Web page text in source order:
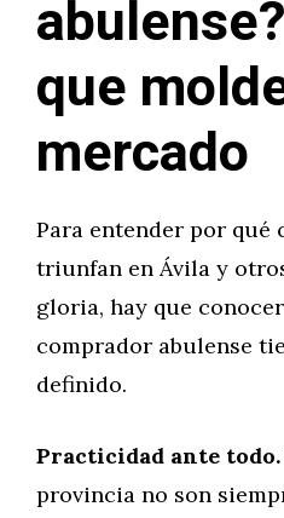
que
mercado
Para entender por qué
triunfan en Ávila y
gloria, hay que
comprador abulense
definido.
Practicidad ante todo.
provincia no son